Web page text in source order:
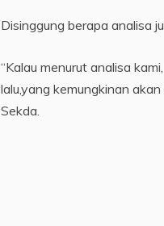
Disinggung berapa analisa
“Kalau menurut analisa
lalu,yang kemungkinan
Sekda.